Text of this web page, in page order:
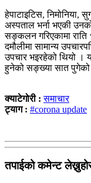
हेपाटाइटिस,
अस्पताल भर्ना भएकी
सङ्कलन गरिएकामा
दमौलीमा सामान्य
उपचार भइरहेको थियो ।
हुनेको सङ्ख्या सात पुगेको
क्याटेगोरी :समाचार
ट्याग : #corona update
तपाईको कमेन्ट